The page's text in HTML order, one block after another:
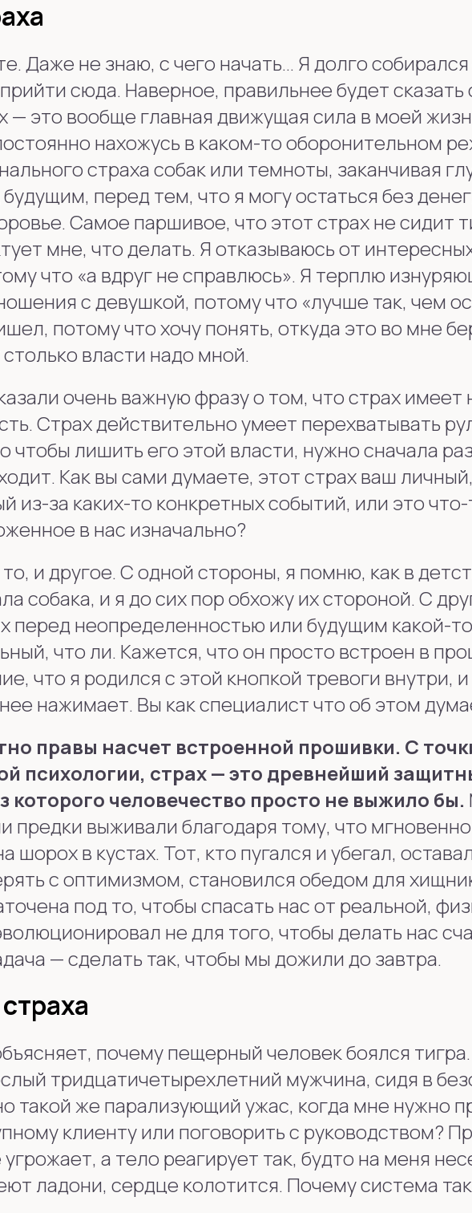
Даже не знаю, с чего начать… Я долго
сюда. Наверное, правильнее будет сказать
— это вообще главная движущая сила в моей
нахожусь в каком-то оборонительном
страха собак или темноты, заканчивая
перед тем, что я могу остаться без
Самое паршивое, что этот страх не сидит
мне, что делать. Я отказываюсь от
что «а вдруг не справлюсь». Я терплю
с девушкой, потому что «лучше так, чем
потому что хочу понять, откуда это во мне
власти надо мной.
очень важную фразу о том, что страх имеет
Страх действительно умеет перехватывать
чтобы лишить его этой власти, нужно сначала
Как вы сами думаете, этот страх ваш личный,
из-за каких-то конкретных событий, или это
в нас изначально?
и другое. С одной стороны, я помню, как в
собака, и я до сих пор обхожу их стороной. С
перед неопределенностью или будущим какой-то
что ли. Кажется, что он просто встроен в
что я родился с этой кнопкой тревоги внутри,
нажимает. Вы как специалист что об этом
правы насчет встроенной прошивки. С
психологии, страх — это древнейший
которого человечество просто не выжило бы.
предки выживали благодаря тому, что мгновенно
шорох в кустах. Тот, кто пугался и убегал,
с оптимизмом, становился обедом для
под то, чтобы спасать нас от реальной,
не для того, чтобы делать нас
— сделать так, чтобы мы дожили до завтра.
почему пещерный человек боялся
тридцатичетырехлетний мужчина, сидя в
такой же парализующий ужас, когда мне нужно
клиенту или поговорить с руководством?
а тело реагирует так, будто на меня
ладони, сердце колотится. Почему система